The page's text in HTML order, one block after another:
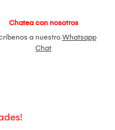
Chatea con nosotros
a nuestro Whatsapp
Chat